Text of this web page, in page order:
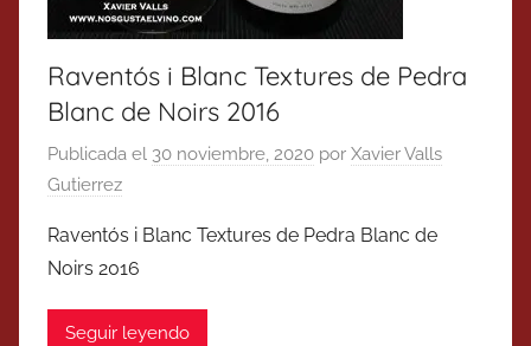
Raventós i Blanc Textures de Pedra
Blanc de Noirs 2016
Publicada el 30 noviembre, 2020 por Xavier Valls
Gutierrez
Raventós i Blanc Textures de Pedra Blanc de
Noirs 2016
Seguir leyendo